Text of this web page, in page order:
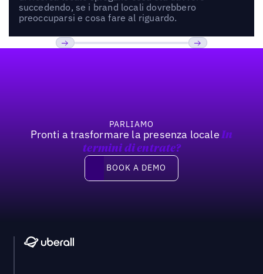
succedendo, se i brand locali dovrebbero
preoccuparsi e cosa fare al riguardo.
PARLIAMO
Pronti a trasformare la presenza locale In
termini di entrate?
Book a demo
BOOK A DEMO